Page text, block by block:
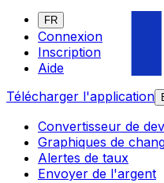
FR
Connexion
Inscription
Aide
Télécharger l'application
Convertisseur de
Graphiques de
Alertes de taux
Envoyer de l'argent